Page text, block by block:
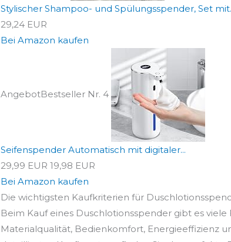
Stylischer Shampoo- und Spülungsspender, Set
29,24 EUR
Bei Amazon kaufen
AngebotBestseller Nr. 4
Seifenspender Automatisch mit digitaler...
29,99 EUR 19,98 EUR
Bei Amazon kaufen
Die wichtigsten Kaufkriterien für
Beim Kauf eines Duschlotionsspender gibt es
Materialqualität, Bedienkomfort, Energieeffizienz